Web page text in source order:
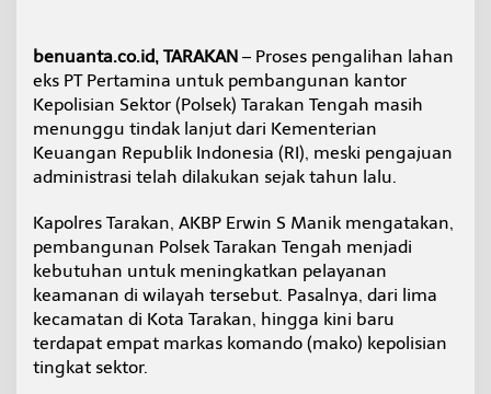
a
n
u
n
t
u
k
o
l
e
k
T
a
benuanta.co.id, TARAKAN – Proses pengalihan lahan
eks PT Pertamina untuk pembangunan kantor
Kepolisian Sektor (Polsek) Tarakan Tengah masih
menunggu tindak lanjut dari Kementerian
Keuangan Republik Indonesia (RI), meski pengajuan
administrasi telah dilakukan sejak tahun lalu.
Kapolres Tarakan, AKBP Erwin S Manik mengatakan,
pembangunan Polsek Tarakan Tengah menjadi
kebutuhan untuk meningkatkan pelayanan
keamanan di wilayah tersebut. Pasalnya, dari lima
kecamatan di Kota Tarakan, hingga kini baru
terdapat empat markas komando (mako) kepolisian
tingkat sektor.